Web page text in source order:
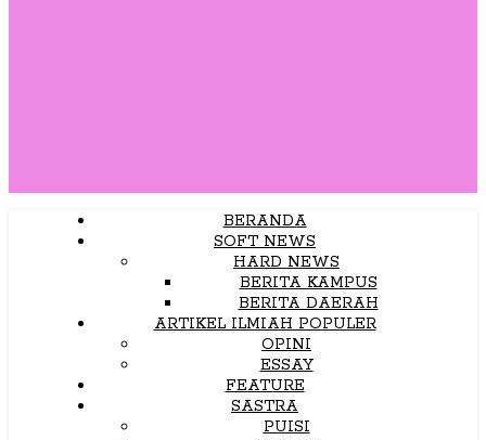
BERANDA
SOFT NEWS
HARD NEWS
BERITA KAMPUS
BERITA DAERAH
ARTIKEL ILMIAH POPULER
OPINI
ESSAY
FEATURE
SASTRA
PUISI